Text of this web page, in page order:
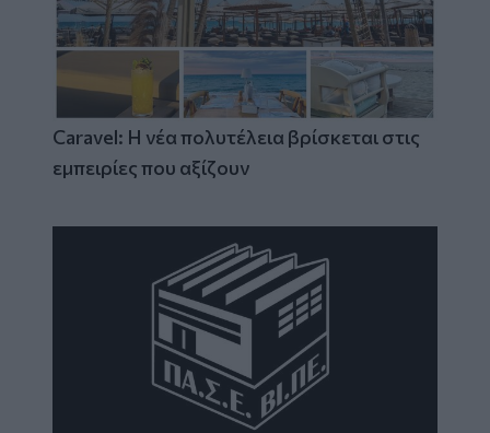
Caravel: Η νέα πολυτέλεια βρίσκεται στις
εμπειρίες που αξίζουν